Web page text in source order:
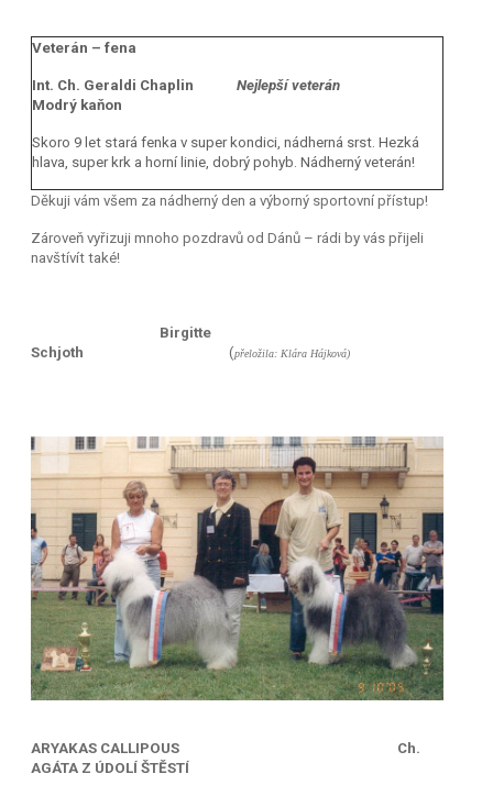
Veterán – fena
Int. Ch. Geraldi Chaplin
Modrý kaňon
Nejlepší veterán
Skoro 9 let stará fenka v super kondici, nádherná srst. Hezká
hlava, super krk a horní linie, dobrý pohyb. Nádherný veterán!
Děkuji vám všem za nádherný den a výborný sportovní přístup!
Zároveň vyřizuji mnoho pozdravů od Dánů – rádi by vás přijeli
navštívít také!
Birgitte
Schjoth
(přeložila: Klára Hájková)
ARYAKAS CALLIPOUS Ch.
AGÁTA Z ÚDOLÍ ŠTĚSTÍ